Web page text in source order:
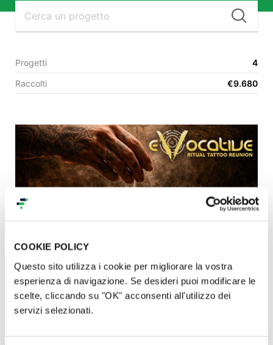
COOKIE POLICY
Questo sito utilizza i cookie per migliorare la vostra
esperienza di navigazione. Se desideri puoi modificare le
scelte, cliccando su "OK" acconsenti all'utilizzo dei
servizi selezionati.
FR
4
Progetti
€9.680
Raccolti
Evocative Ritual Tattoo Reunion 2026
€ 0raccolti|0sostenitori